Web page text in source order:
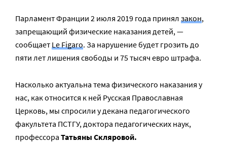
Парламент Франции 2 июля 2019 года принял закон,
запрещающий физические наказания детей, —
сообщаетLe Figaro. За нарушение будет грозить до
пяти лет лишения свободы и 75 тысяч евро штрафа.
Насколько актуальна тема физического наказания у
нас, как относится к ней Русская Православная
Церковь, мы спросили у декана педагогического
факультета ПСТГУ, доктора педагогических наук,
профессора Татьяны Скляровой.